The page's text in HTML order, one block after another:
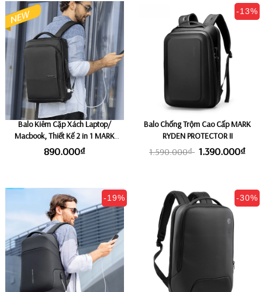
Balo Kiêm Cặp Xách Laptop/
Macbook, Thiết Kế 2 in 1 MARK
RYDEN MENGO
890.000₫
-13%
Balo Chống Trộm Cao Cấp MARK
RYDEN PROTECTOR II
1.590.000₫ 1.390.000₫
-19% -30%